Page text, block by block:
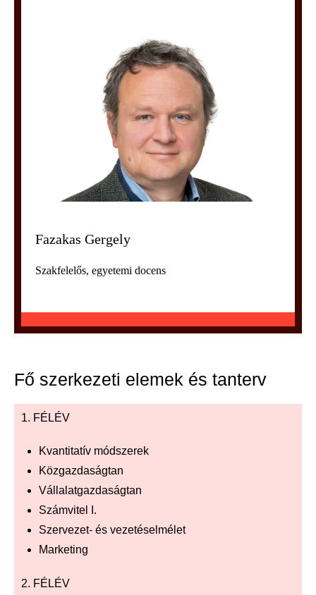
Fazakas Gergely
Szakfelelős, egyetemi docens
Fő szerkezeti elemek és tanterv
1. FÉLÉV
Kvantitatív módszerek
Közgazdaságtan
Vállalatgazdaságtan
Számvitel I.
Szervezet- és vezetéselmélet
Marketing
2. FÉLÉV